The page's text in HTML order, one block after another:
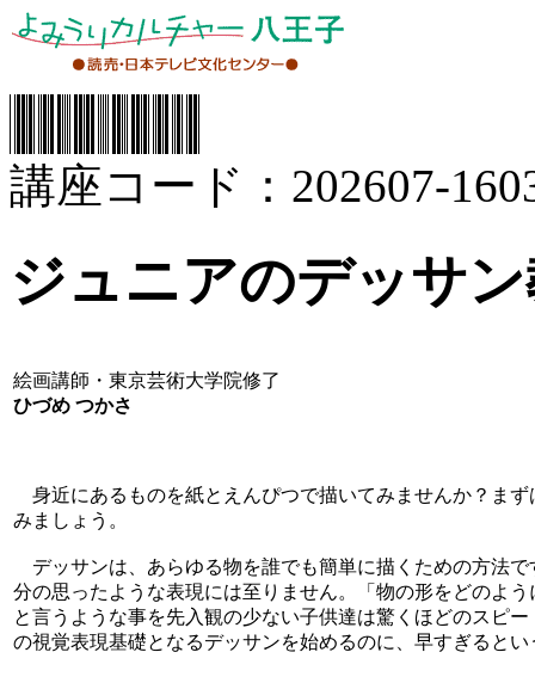
講座コード：202607-
ジュニアのデッサ
絵画講師・東京芸術大学院修了
ひづめ つかさ
身近にあるものを紙とえんぴつで描いてみませんか？ま
みましょう。
デッサンは、あらゆる物を誰でも簡単に描くための方法
分の思ったような表現には至りません。「物の形をどのよ
と言うような事を先入観の少ない子供達は驚くほどのスピ
の視覚表現基礎となるデッサンを始めるのに、早すぎると